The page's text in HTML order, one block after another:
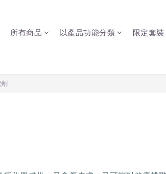
所有商品 以產品功能分類 限定套裝